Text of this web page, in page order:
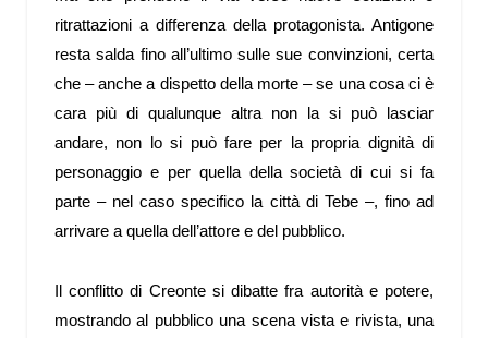
ritrattazioni a differenza della protagonista. Antigone
resta salda fino all’ultimo sulle sue convinzioni, certa
che – anche a dispetto della morte – se una cosa ci è
cara più di qualunque altra non la si può lasciar
andare, non lo si può fare per la propria dignità di
personaggio e per quella della società di cui si fa
parte – nel caso specifico la città di Tebe –, fino ad
arrivare a quella dell’attore e del pubblico.
Il conflitto di Creonte si dibatte fra autorità e potere,
mostrando al pubblico una scena vista e rivista, una